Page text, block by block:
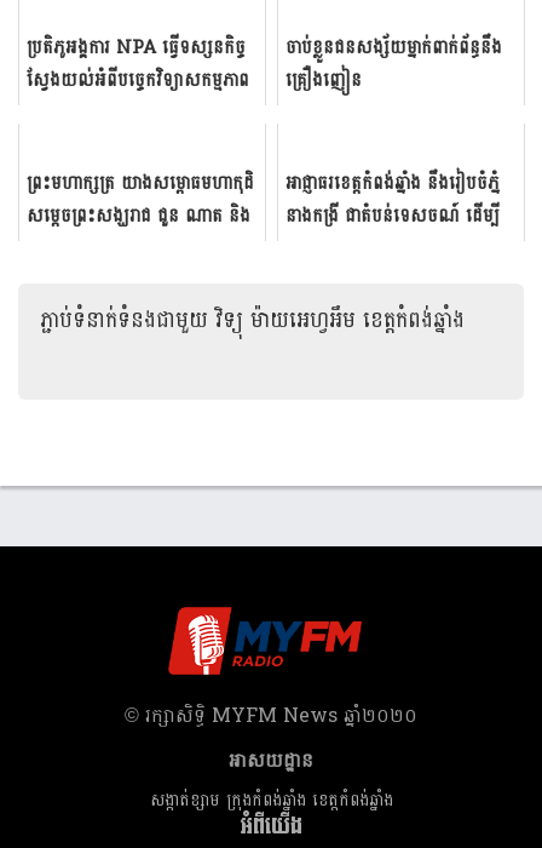
ប្រតិ​ភូ​អង្គការ​ NPA ធ្វើ​ទស្សន​កិច្ច​
ស្វែង​យល់​​អំពី​​បច្ចេក​វិទ្យា​សកម្មភាព​
ចាប់ខ្លួនជនសង្ស័យម្នាក់ពាក់ព័ន្ធនឹង
គ្រឿងញៀន
ព្រះ​មហាក្សត្រ ​យាង​សម្ពោធ​មហា​កុដិ​
សម្តេច​ព្រះ​សង្ឃរាជ​ ជួន​ ណាត​ និង​
អាជ្ញាធរ​ខេត្តកំពង់​ឆ្នាំង​ នឹងរៀបចំ​ភ្នំ
នាង​កង្រី ជា​តំបន់​ទេសចណ៍ ដើម្បី​​
ភ្ជាប់ទំនាក់ទំនងជាមួយវិទ្យុ ម៉ាយអេហ្វអឹម ខេត្តកំពង់ឆ្នាំង
​© រក្សា​សិទ្ធិ​ MYFM News ឆ្នាំ​២០២០
អាសយដ្ឋាន
សង្កាត់ខ្សាម ក្រុងកំពង់ឆ្នាំង ខេត្តកំពង់ឆ្នាំង
អំពីយើង